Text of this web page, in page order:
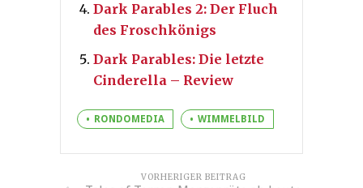
Dark Parables 2: Der Fluch
des Froschkönigs
Dark Parables: Die letzte
Cinderella – Review
RONDOMEDIA WIMMELBILD
VORHERIGER BEITRAG